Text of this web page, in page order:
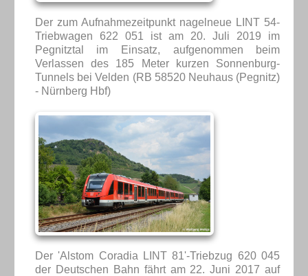
Der zum Aufnahmezeitpunkt nagelneue LINT 54-
Triebwagen 622 051 ist am 20. Juli 2019 im
Pegnitztal im Einsatz, aufgenommen beim
Verlassen des 185 Meter kurzen Sonnenburg-
Tunnels bei Velden (RB 58520 Neuhaus (Pegnitz)
- Nürnberg Hbf)
Der 'Alstom Coradia LINT 81'-Triebzug 620 045
der Deutschen Bahn fährt am 22. Juni 2017 auf